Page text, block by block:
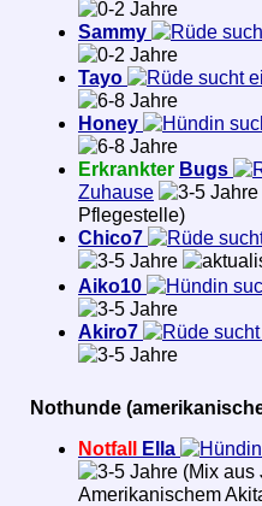
Sammy
Tayo sucht
Honey
Erkrankter Bugs
Zuhause
Pflegestelle)
Chico7
Aiko10
Akiro7
Nothunde
Notfall
Ella
(Mix aus
Amerikanischem